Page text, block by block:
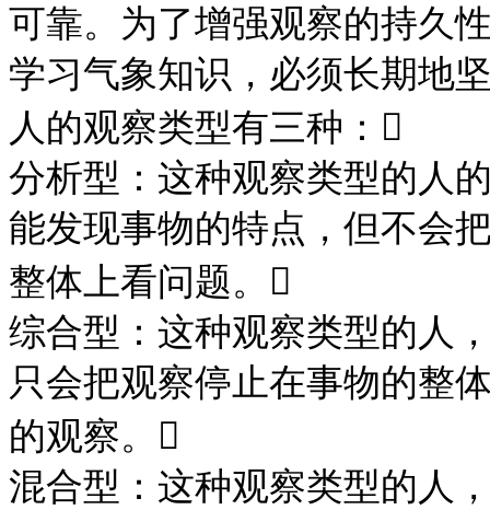
可靠。为了增强观察的持久
学习气象知识，必须长期地
人的观察类型有三种： 
分析型：这种观察类型的人
能发现事物的特点，但不会
整体上看问题。
综合型：这种观察类型的人
只会把观察停止在事物的整
的观察。
混合型：这种观察类型的人